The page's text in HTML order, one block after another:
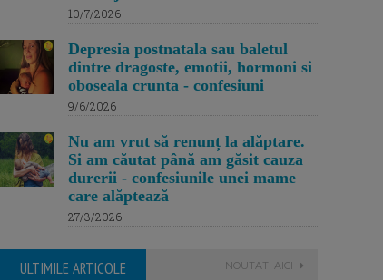
10/7/2026
Depresia postnatala sau baletul
dintre dragoste, emotii, hormoni si
oboseala crunta - confesiuni
9/6/2026
Nu am vrut să renunț la alăptare.
Si am căutat până am găsit cauza
durerii - confesiunile unei mame
care alăptează
27/3/2026
ULTIMILE ARTICOLE NOUTATI AICI